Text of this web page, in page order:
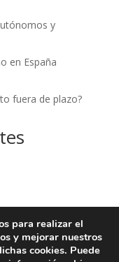
y
en España
fuera de plazo?
para realizar el
y mejorar nuestros
cookies. Puede